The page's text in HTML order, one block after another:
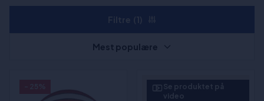
Se produktet på
video
Mest populære